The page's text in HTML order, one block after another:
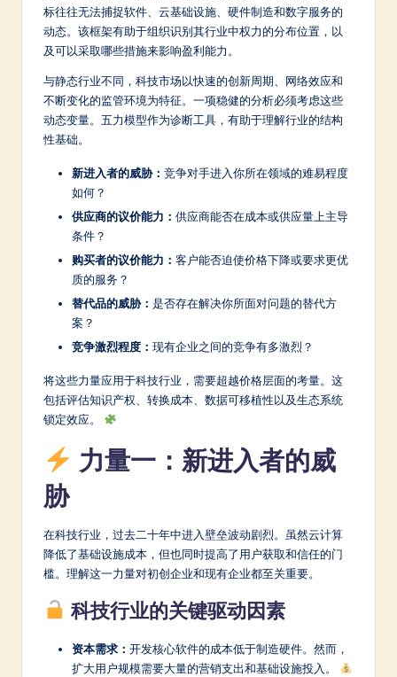
in
In
o
标往往无法捕捉软件、云基础设施、硬件制造和数字服务的
动态。该框架有助于组织识别其行业中权力的分布位置，以
及可以采取哪些措施来影响盈利能力。
与静态行业不同，科技市场以快速的创新周期、网络效应和
不断变化的监管环境为特征。一项稳健的分析必须考虑这些
动态变量。五力模型作为诊断工具，有助于理解行业的结构
性基础。
新进入者的威胁： 竞争对手进入你所在领域的难易程度
如何？
供应商的议价能力： 供应商能否在成本或供应量上主导
条件？
购买者的议价能力： 客户能否迫使价格下降或要求更优
质的服务？
替代品的威胁： 是否存在解决你所面对问题的替代方
案？
竞争激烈程度： 现有企业之间的竞争有多激烈？
将这些力量应用于科技行业，需要超越价格层面的考量。这
包括评估知识产权、转换成本、数据可移植性以及生态系统
锁定效应。
力量一：新进入者的威
胁
在科技行业，过去二十年中进入壁垒波动剧烈。虽然云计算
降低了基础设施成本，但也同时提高了用户获取和信任的门
槛。理解这一力量对初创企业和现有企业都至关重要。
科技行业的关键驱动因素
资本需求： 开发核心软件的成本低于制造硬件。然而，
扩大用户规模需要大量的营销支出和基础设施投入。